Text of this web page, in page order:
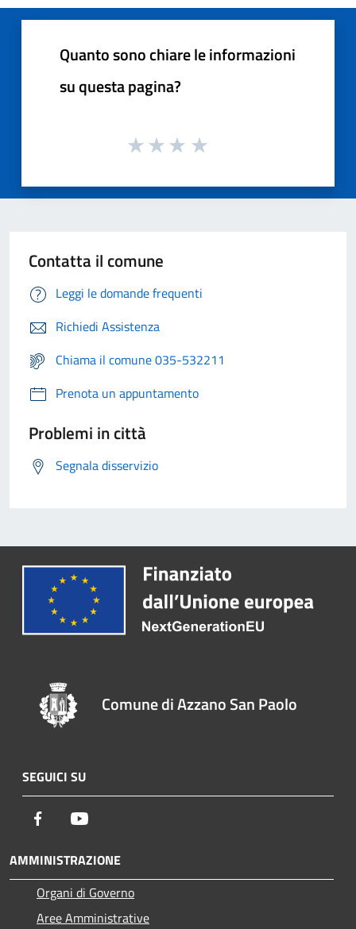
Quanto sono chiare le informazioni
su questa pagina?
Contatta il comune
Leggi le domande frequenti
Richiedi Assistenza
Chiama il comune 035-532211
Prenota un appuntamento
Problemi in città
Segnala disservizio
Comune di Azzano San Paolo
SEGUICI SU
Facebook
AMMINISTRAZIONE
Organi di Governo
Aree Amministrative